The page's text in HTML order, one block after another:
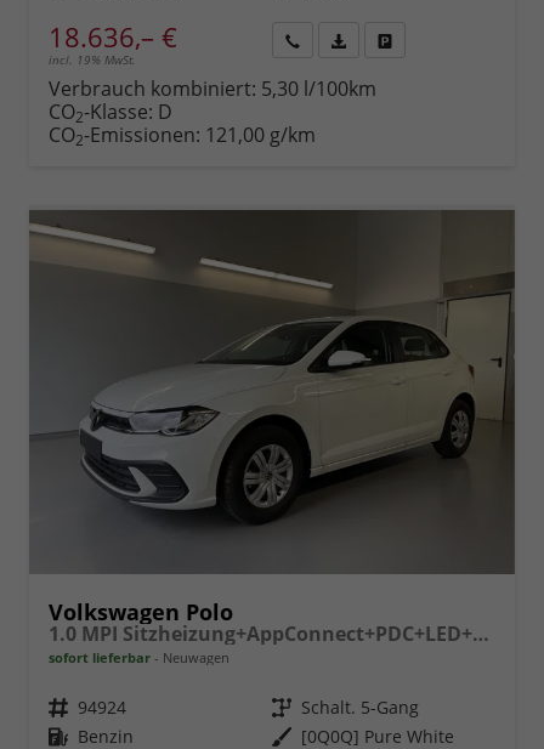
18.636,– €
incl. 19% MwSt.
anfordern
Datei,
Verbrauch kombiniert: 5,30 l/100km
CO2-Klasse: D
CO2-Emissionen: 121,00 g/km
Volkswagen Polo
1.0 MPI Sitzheizung+AppConnect+PDC+LED+Touch+Lichtsensor+MultiLenkrad
sofort lieferbar Neuwagen
Fahrzeugnr. 94924 Getriebe Schalt. 5-Gang
Kraftstoff Benzin Außenfarbe [0Q0Q] Pure White